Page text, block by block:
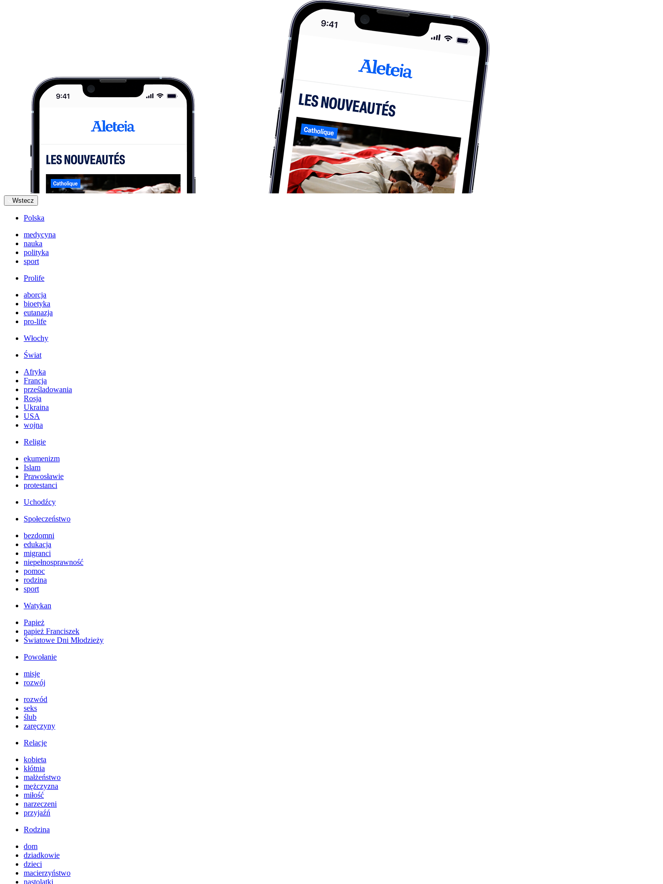
Wstecz
Polska
medycyna
nauka
polityka
sport
Prolife
aborcja
bioetyka
eutanazja
pro-life
Włochy
Świat
Afryka
Francja
prześladowania
Rosja
Ukraina
USA
wojna
Religie
ekumenizm
Islam
Prawosławie
protestanci
Uchodźcy
Społeczeństwo
bezdomni
edukacja
migranci
niepełnosprawność
pomoc
rodzina
sport
Watykan
Papież
papież Franciszek
Światowe Dni Młodzieży
Powołanie
misje
rozwój
rozwód
seks
ślub
zaręczyny
Relacje
kobieta
kłótnia
małżeństwo
mężczyzna
miłość
narzeczeni
przyjaźń
Rodzina
dom
dziadkowie
dzieci
macierzyństwo
nastolatki